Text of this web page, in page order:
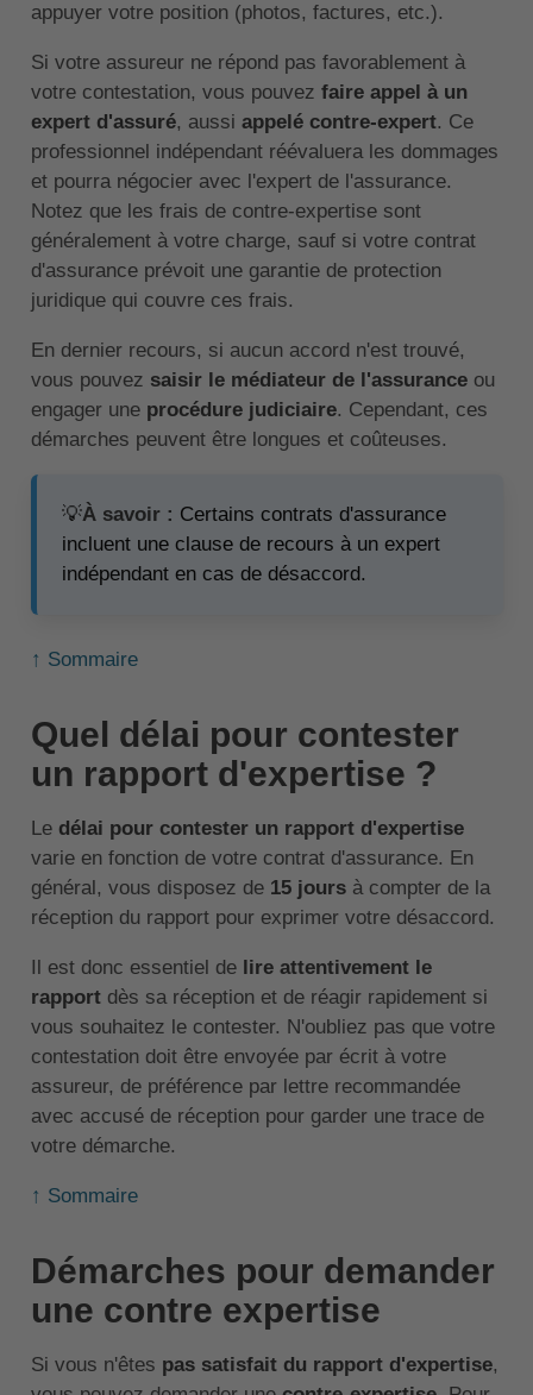
appuyer votre position (photos, factures, etc.).
Si votre assureur ne répond pas favorablement à
votre contestation, vous pouvez faire appel à un
expert d'assuré, aussi appelé contre-expert. Ce
professionnel indépendant réévaluera les dommages
et pourra négocier avec l'expert de l'assurance.
Notez que les frais de contre-expertise sont
généralement à votre charge, sauf si votre contrat
d'assurance prévoit une garantie de protection
juridique qui couvre ces frais.
En dernier recours, si aucun accord n'est trouvé,
vous pouvez saisir le médiateur de l'assuranceou
engager une procédure judiciaire. Cependant, ces
démarches peuvent être longues et coûteuses.
💡À savoir : Certains contrats d'assurance
incluent une clause de recours à un expert
indépendant en cas de désaccord.
↑ Sommaire
Quel délai pour contester
un rapport d'expertise ?
Le délai pour contester un rapport d'expertise
varie en fonction de votre contrat d'assurance. En
général, vous disposez de 15 joursà compter de la
réception du rapport pour exprimer votre désaccord.
Il est donc essentiel de lire attentivement le
rapportdès sa réception et de réagir rapidement si
vous souhaitez le contester. N'oubliez pas que votre
contestation doit être envoyée par écrit à votre
assureur, de préférence par lettre recommandée
avec accusé de réception pour garder une trace de
votre démarche.
↑ Sommaire
Démarches pour demander
une contre expertise
Si vous n'êtes pas satisfait du rapport d'expertise,